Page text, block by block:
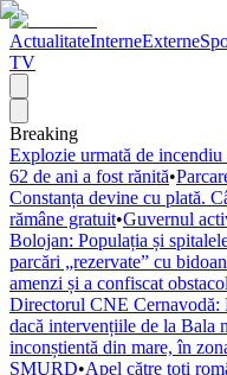
ActualitateInterneExterne
TV
Breaking
Explozie urmată de
62 de ani a fost rănită•
Constanța devine cu plată.
rămâne gratuit•Guvernul
Bolojan: Populația și
parcări „rezervate” cu
amenzi și a confiscat
Directorul CNE Cernavodă:
dacă intervențiile de la Bala
inconștientă din mare, în
SMURD•Apel către toți